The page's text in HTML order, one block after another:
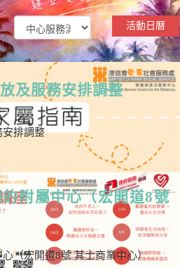
活動日曆
及服務安排調整
安排調整
附屬中心（宏開道8號
（宏開道8號 其士商業中心）